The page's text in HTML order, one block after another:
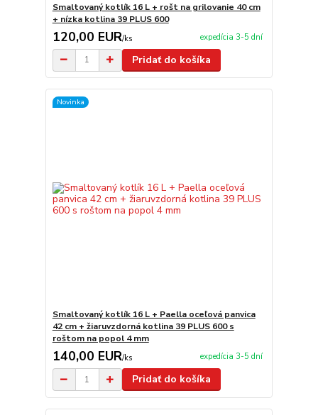
Smaltovaný kotlík 16 L + rošt na grilovanie 40 cm
+ nízka kotlina 39 PLUS 600
120,00 EUR/ks expedícia 3-5 dní
Pridať do košíka
Novinka
Smaltovaný kotlík 16 L + Paella oceľová panvica
42 cm + žiaruvzdorná kotlina 39 PLUS 600 s
roštom na popol 4 mm
140,00 EUR/ks expedícia 3-5 dní
Pridať do košíka